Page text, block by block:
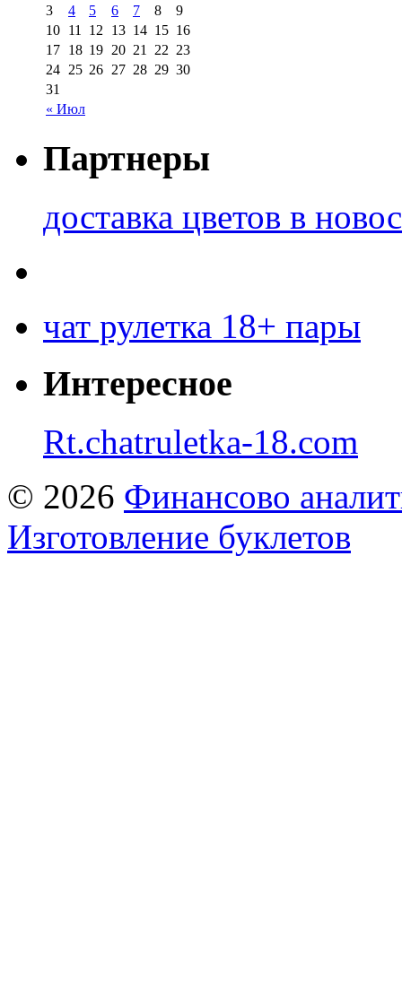
« Июл
3
4 5 6 7 8
9
10 11 12 13 14 15 16
17 18 19 20 21 22 23
24 25 26 27 28 29 30
31
Партнеры
доставка цветов в
чат рулетка 18+ пары
Интересное
Rt.chatruletka-18.com
© 2026 Финансово
Изготовление буклетов